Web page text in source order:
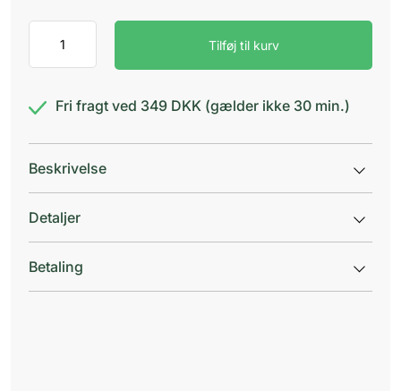
shampoo
Tilføj til kurv
Fri fragt ved 349 DKK (gælder ikke 30 min.)
Beskrivelse
Detaljer
Betaling